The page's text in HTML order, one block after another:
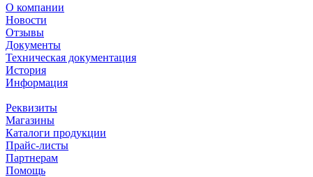
О компании
Новости
Отзывы
Документы
Техническая документация
История
Информация
Реквизиты
Магазины
Каталоги продукции
Прайс-листы
Партнерам
Помощь